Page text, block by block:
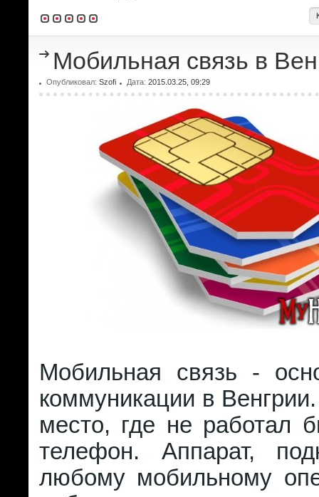
Мобильная связь в
Опубликовал: Szofi Дата: 2015.03.25, 09:29
Мобильная связь -
коммуникации в
место, где не работал
телефон. Аппарат,
любому мобильному